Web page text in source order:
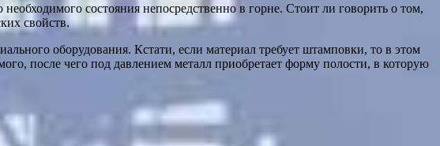
состояния непосредственно в горне. Стоит ли говорить о том,
свойств.
оборудования. Кстати, если материал требует штамповки, то в этом
после чего под давлением металл приобретает форму полости, в которую